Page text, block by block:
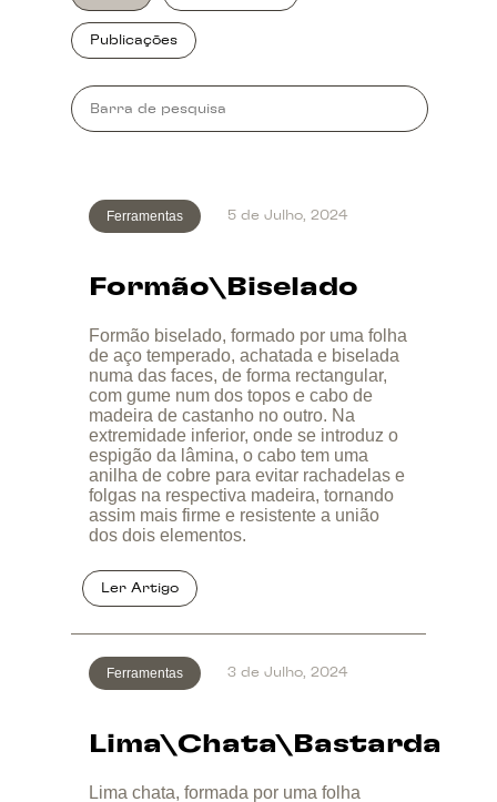
Publicações
Ferramentas
Formão\Biselado
5 de Julho, 2024
Formão biselado, formado por uma folha
de aço temperado, achatada e biselada
numa das faces, de forma rectangular,
com gume num dos topos e cabo de
madeira de castanho no outro. Na
extremidade inferior, onde se introduz o
espigão da lâmina, o cabo tem uma
anilha de cobre para evitar rachadelas e
folgas na respectiva madeira, tornando
assim mais firme e resistente a união
dos dois elementos.
Ferramentas
Lima\Chata\Bastarda
3 de Julho, 2024
Lima chata, formada por uma folha